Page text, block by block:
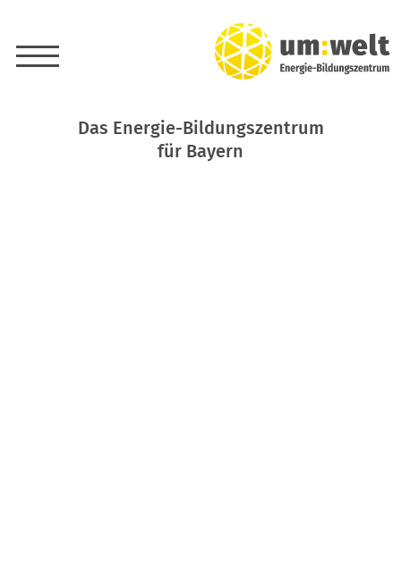
Das Energie-Bildungszentrum
für Bayern